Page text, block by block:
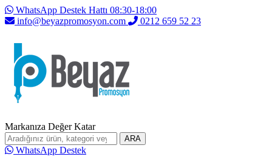
WhatsApp Destek Hattı 08:30-18:00
info@beyazpromosyon.com
0212 659 52 23
Markanıza Değer Katar
ARA
WhatsApp Destek